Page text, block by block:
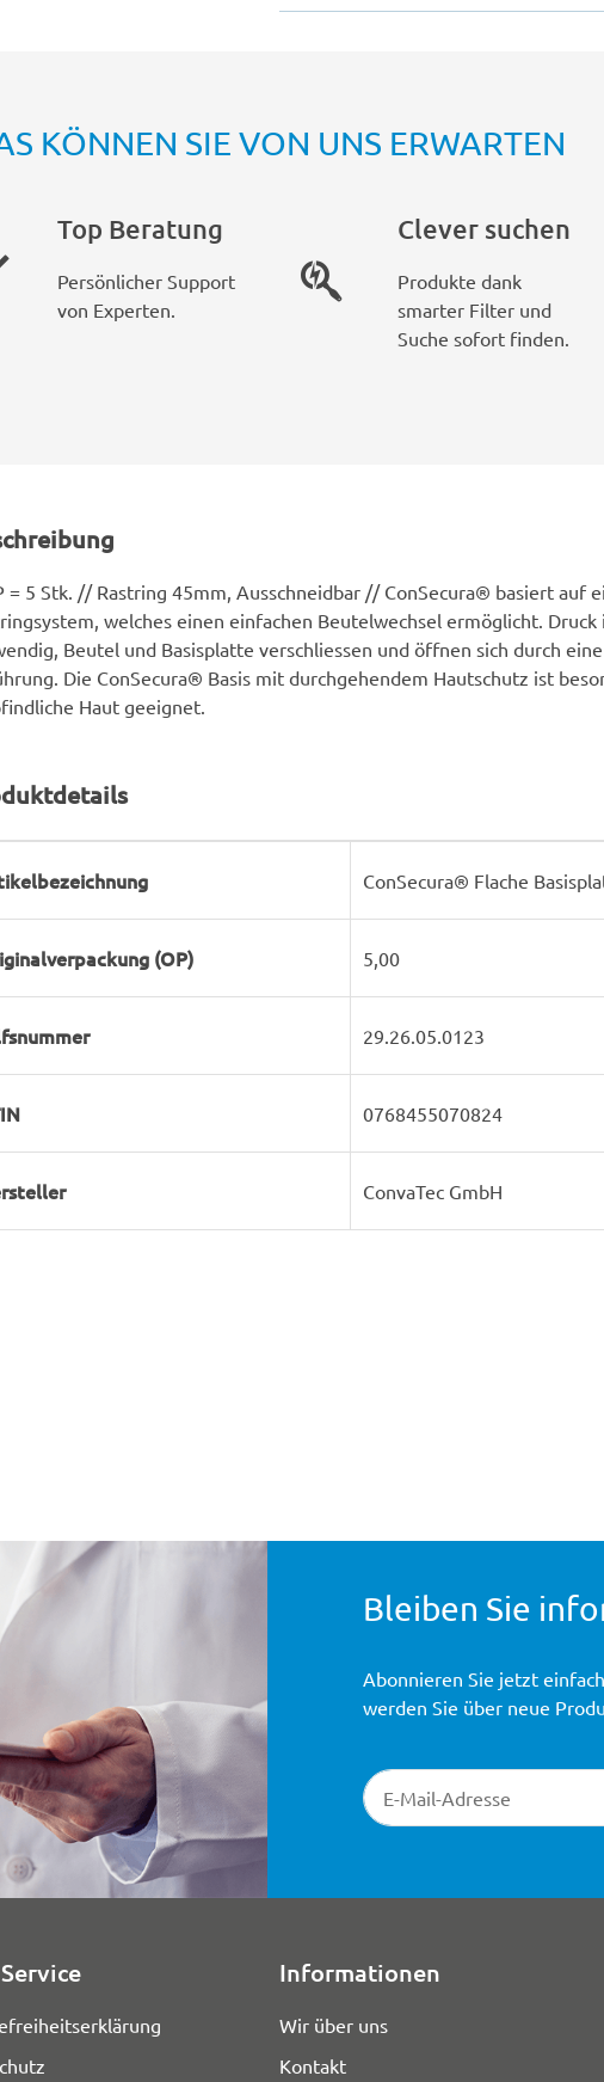
KÖNNEN SIE VON UNS ERWARTEN
Top Beratung
Persönlicher Support
von Experten.
Clever suchen
Produkte dank
smarter Filter und
Suche sofort finden.
= 5 Stk. // Rastring 45mm, Ausschneidbar // ConSecura® basiert auf
welches einen einfachen Beutelwechsel ermöglicht. Druck
Beutel und Basisplatte verschliessen und öffnen sich durch
Die ConSecura® Basis mit durchgehendem Hautschutz ist
Haut geeignet.
ConSecura® Flache
(OP) 5,00
29.26.05.0123
0768455070824
ConvaTec GmbH
Bleiben Sie
Newsletter-Registrierung
Abonnieren Sie jetzt
werden Sie über neue
Informationen
Wir über uns
Kontakt